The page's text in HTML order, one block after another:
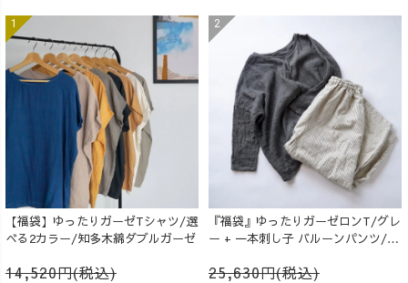
【福袋】ゆったりガーゼTシャツ/選
べる2カラー/知多木綿ダブルガーゼ
14,520円(税込)
『福袋』ゆったりガーゼロンT/グレ
ー + 一本刺し子 バルーンパンツ/生
25,630円(税込)